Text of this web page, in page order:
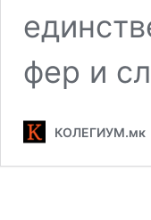
фер и
КОЛЕГИУМ.мк